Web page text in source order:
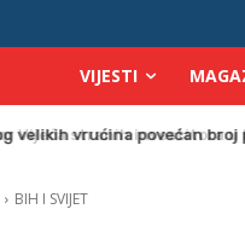
VIJESTI
velikih vrućina povećan broj
BIH I SVIJET